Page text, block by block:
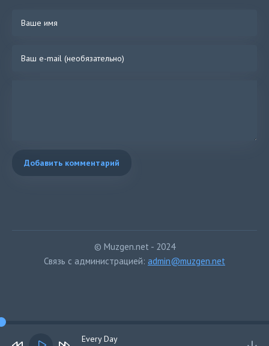
Добавить комментарий
© Muzgen.net - 2024
Связь с администрацией: admin@muzgen.net
Every Day